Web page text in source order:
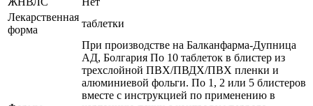
Лекарственная
форма
таблетки
При производстве на Балканфарма-Дупница
АД, Болгария По 10 таблеток в блистер из
трехслойной ПВХ/ПВДХ/ПВХ пленки и
алюминиевой фольги. По 1, 2 или 5 блистеров
вместе с инструкцией по применению в